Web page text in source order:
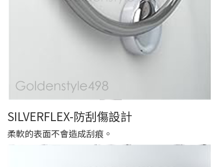
SILVERFLEX-防刮傷設計
柔軟的表面不會造成刮痕。